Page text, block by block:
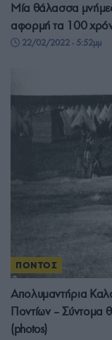
Μία θάλασσα
αφορμή τα 100
22/02/2022 - 5:52μμ
ΠΟΝΤΟΣ
Απολυμαντήρια
Ποντίων – Σύντομα
(photos)